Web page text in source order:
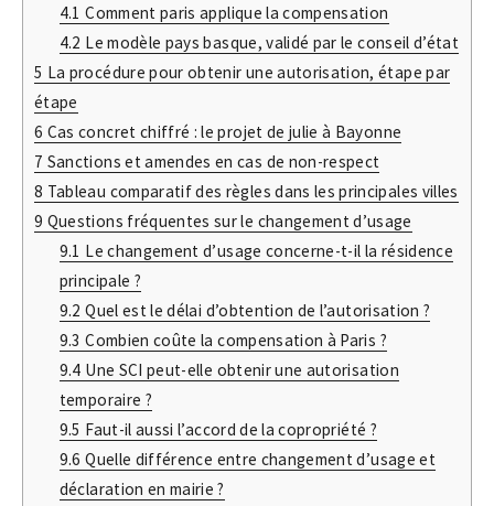
4.1 Comment paris applique la compensation
4.2 Le modèle pays basque, validé par le conseil d’état
5 La procédure pour obtenir une autorisation, étape par
étape
6 Cas concret chiffré : le projet de julie à Bayonne
7 Sanctions et amendes en cas de non-respect
8 Tableau comparatif des règles dans les principales villes
9 Questions fréquentes sur le changement d’usage
9.1 Le changement d’usage concerne-t-il la résidence
principale ?
9.2 Quel est le délai d’obtention de l’autorisation ?
9.3 Combien coûte la compensation à Paris ?
9.4 Une SCI peut-elle obtenir une autorisation
temporaire ?
9.5 Faut-il aussi l’accord de la copropriété ?
9.6 Quelle différence entre changement d’usage et
déclaration en mairie ?